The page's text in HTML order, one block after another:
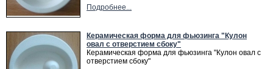
Подробнее...
Керамическая форма для фьюзинга "Кулон
овал с отверстием сбоку"
Керамическая форма для фьюзинга "Кулон овал с
отверстием сбоку"